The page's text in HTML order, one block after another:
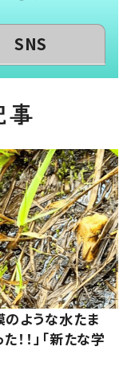
SNS
のような水たま
！」「新たな学